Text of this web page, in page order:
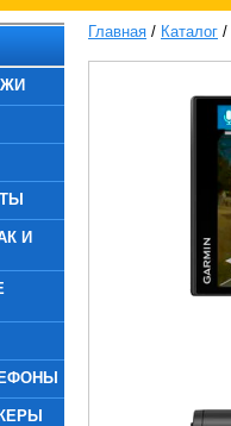
И
Главная / Каталог /